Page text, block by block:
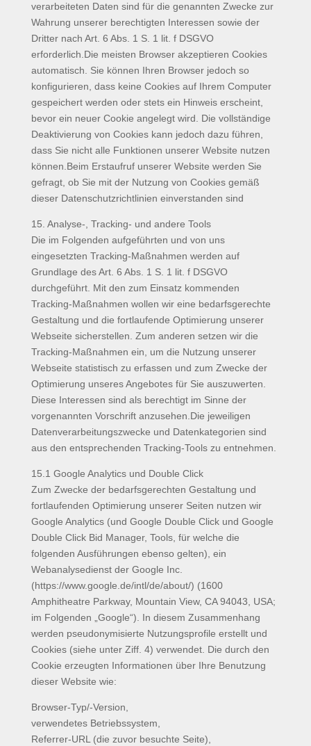
verarbeiteten Daten sind für die genannten Zwecke zur
Wahrung unserer berechtigten Interessen sowie der
Dritter nach Art. 6 Abs. 1 S. 1 lit. f DSGVO
erforderlich.Die meisten Browser akzeptieren Cookies
automatisch. Sie können Ihren Browser jedoch so
konfigurieren, dass keine Cookies auf Ihrem Computer
gespeichert werden oder stets ein Hinweis erscheint,
bevor ein neuer Cookie angelegt wird. Die vollständige
Deaktivierung von Cookies kann jedoch dazu führen,
dass Sie nicht alle Funktionen unserer Website nutzen
können.Beim Erstaufruf unserer Website werden Sie
gefragt, ob Sie mit der Nutzung von Cookies gemäß
dieser Datenschutzrichtlinien einverstanden sind
15. Analyse-, Tracking- und andere Tools
Die im Folgenden aufgeführten und von uns
eingesetzten Tracking-Maßnahmen werden auf
Grundlage des Art. 6 Abs. 1 S. 1 lit. f DSGVO
durchgeführt. Mit den zum Einsatz kommenden
Tracking-Maßnahmen wollen wir eine bedarfsgerechte
Gestaltung und die fortlaufende Optimierung unserer
Webseite sicherstellen. Zum anderen setzen wir die
Tracking-Maßnahmen ein, um die Nutzung unserer
Webseite statistisch zu erfassen und zum Zwecke der
Optimierung unseres Angebotes für Sie auszuwerten.
Diese Interessen sind als berechtigt im Sinne der
vorgenannten Vorschrift anzusehen.Die jeweiligen
Datenverarbeitungszwecke und Datenkategorien sind
aus den entsprechenden Tracking-Tools zu entnehmen.
15.1 Google Analytics und Double Click
Zum Zwecke der bedarfsgerechten Gestaltung und
fortlaufenden Optimierung unserer Seiten nutzen wir
Google Analytics (und Google Double Click und Google
Double Click Bid Manager, Tools, für welche die
folgenden Ausführungen ebenso gelten), ein
Webanalysedienst der Google Inc.
(https://www.google.de/intl/de/about/) (1600
Amphitheatre Parkway, Mountain View, CA 94043, USA;
im Folgenden „Google“). In diesem Zusammenhang
werden pseudonymisierte Nutzungsprofile erstellt und
Cookies (siehe unter Ziff. 4) verwendet. Die durch den
Cookie erzeugten Informationen über Ihre Benutzung
dieser Website wie:
Browser-Typ/-Version,
verwendetes Betriebssystem,
Referrer-URL (die zuvor besuchte Seite),